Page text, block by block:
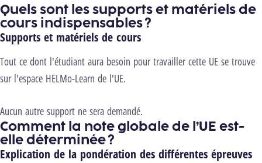
Quels sont les supports et matériels de
cours indispensables ?
Supports et matériels de cours
Tout ce dont l'étudiant aura besoin pour travailler cette UE se trouve
sur l'espace HELMo-Learn de l'UE.
Aucun autre support ne sera demandé.
Comment la note globale de l’UE est-
elle déterminée ?
Explication de la pondération des différentes épreuves